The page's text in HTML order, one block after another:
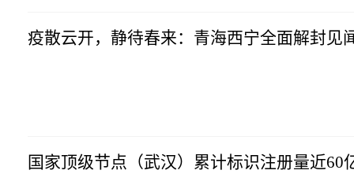
疫散云开，静待春来：青海西宁全面解封见
国家顶级节点（武汉）累计标识注册量近60